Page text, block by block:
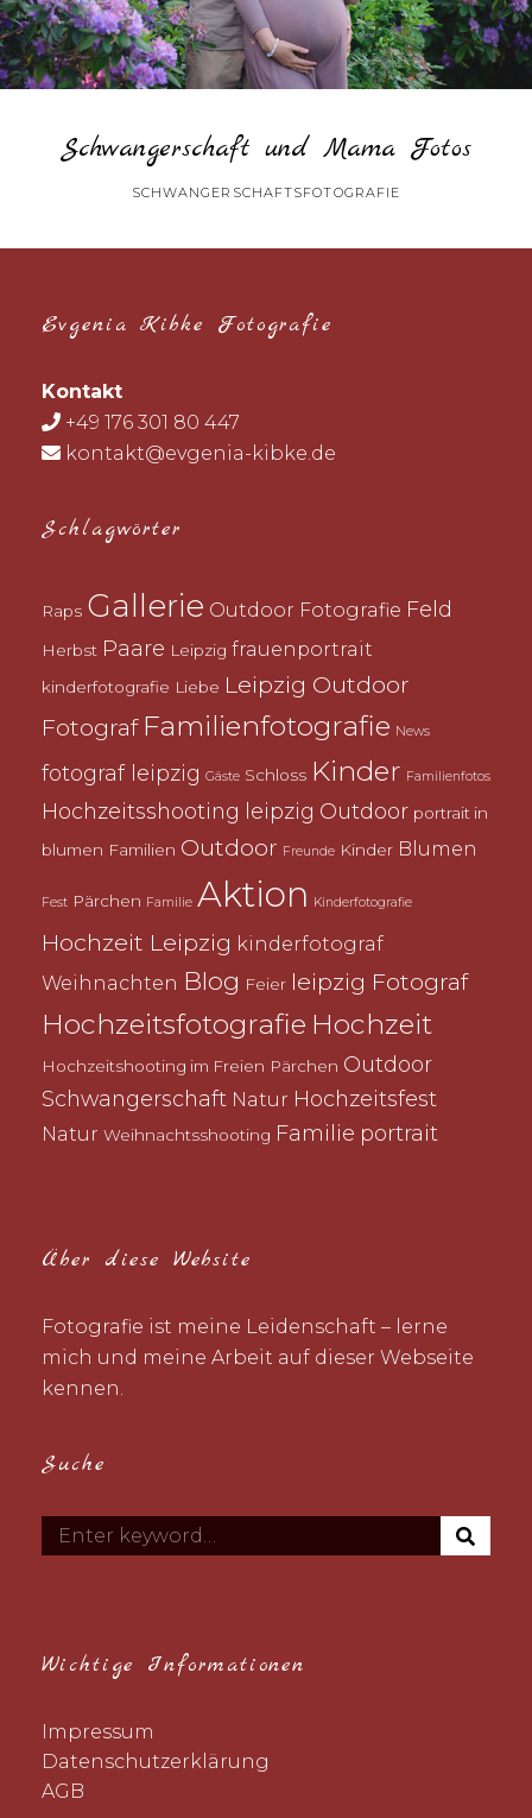
Schwangerschaft und Mama Fotos
SCHWANGERSCHAFTSFOTOGRAFIE
Evgenia Kibke Fotografie
Kontakt
+49 176 301 80 447
kontakt@evgenia-kibke.de
Schlagwörter
Raps Gallerie Outdoor Fotografie Feld
Herbst Paare Leipzig frauenportrait
kinderfotografie Liebe Leipzig Outdoor
Fotograf Familienfotografie News
fotograf leipzig Gäste Schloss Kinder Familienfotos
Hochzeitsshooting leipzig Outdoor portrait in
blumen Familien Outdoor Freunde Kinder Blumen
Fest Pärchen Familie Aktion Kinderfotografie
Hochzeit Leipzig kinderfotograf
Weihnachten Blog Feier leipzig Fotograf
Hochzeitsfotografie Hochzeit
Hochzeitshooting im Freien Pärchen Outdoor
Schwangerschaft Natur Hochzeitsfest
Natur Weihnachtsshooting Familie portrait
Über diese Website
Fotografie ist meine Leidenschaft – lerne
mich und meine Arbeit auf dieser Webseite
kennen.
Suche
Search
for:
E
Wichtige Informationen
Impressum
Datenschutzerklärung
AGB